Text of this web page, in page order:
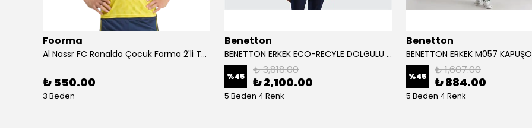
Foorma
Al Nassr FC Ronaldo Çocuk Forma 2'li Takım(Şort/T-Shirt)
₺ 550.00
3 Beden
Benetton
BENETTON ERKEK ECO-RECYLE DOLGULU PUFA YELEK
%45 ₺ 3,818.00
₺ 2,100.00
5 Beden 4 Renk
Benetton
%45 ₺ 1,607.00
₺ 884.00
5 Beden 4 Renk